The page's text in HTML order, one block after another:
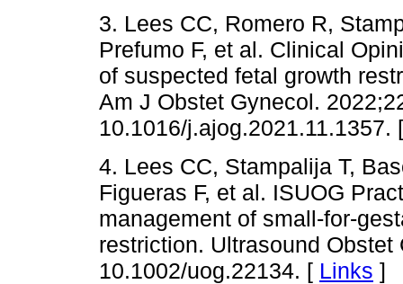
3. Lees CC, Romero R,
Prefumo F, et al. Clinical
of suspected fetal growth
Am J Obstet Gynecol.
10.1016/j.ajog.2021.11.1357.
4. Lees CC, Stampalija T,
Figueras F, et al. ISUOG
management of small-for-
restriction. Ultrasound
10.1002/uog.22134. [ Links ]